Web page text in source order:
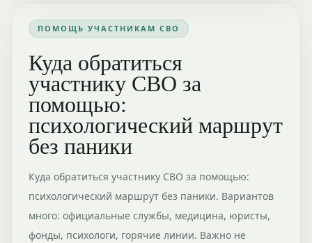
ПОМОЩЬ УЧАСТНИКАМ СВО
Куда обратиться
участнику СВО за
помощью:
психологический маршрут
без паники
Куда обратиться участнику СВО за помощью:
психологический маршрут без паники. Вариантов
много: официальные службы, медицина, юристы,
фонды, психологи, горячие линии. Важно не